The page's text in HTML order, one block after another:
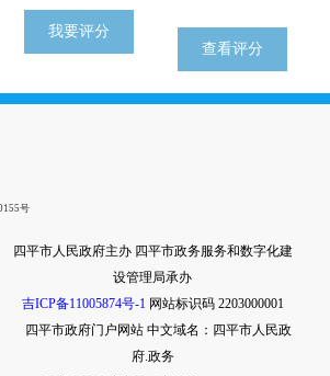
我要评分
查看评分
号
四平市人民政府主办 四平市政务服务和数字化建
设管理局承办
吉ICP备11005874号-1 网站标识码 2203000001
四平市政府门户网站 中文域名：四平市人民政
府.政务